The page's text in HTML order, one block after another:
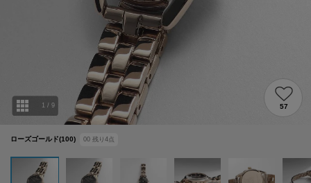
SUSTAINABLE
EMAIL NEWSLETTER
ローズゴールド(100) 00 残り 4点
1 / 9 57